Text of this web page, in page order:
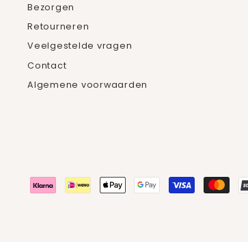
Bezorgen
Retourneren
Veelgestelde vragen
Contact
Algemene voorwaarden